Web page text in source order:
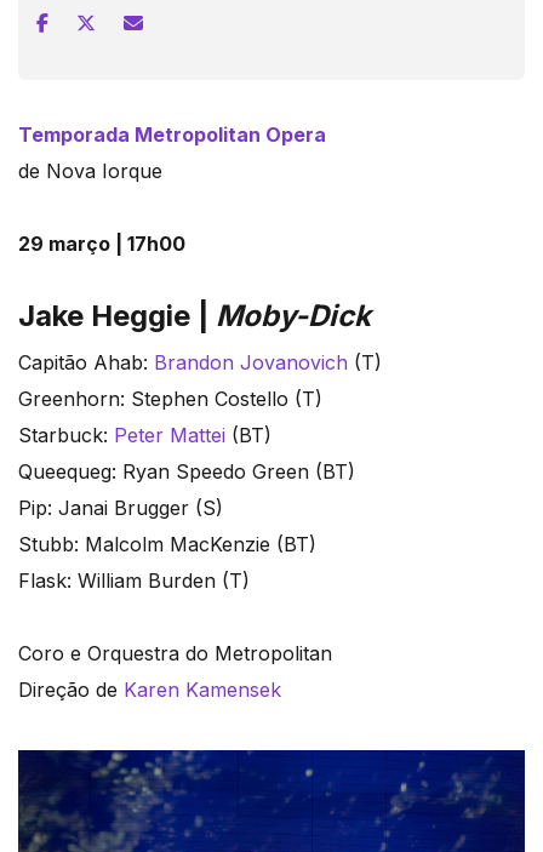
Temporada Metropolitan Opera
de Nova Iorque
29 março | 17h00
Jake Heggie | Moby-Dick
Capitão Ahab: Brandon Jovanovich (T)
Greenhorn: Stephen Costello (T)
Starbuck: Peter Mattei (BT)
Queequeg: Ryan Speedo Green (BT)
Pip: Janai Brugger (S)
Stubb: Malcolm MacKenzie (BT)
Flask: William Burden (T)
Coro e Orquestra do Metropolitan
Direção de Karen Kamensek